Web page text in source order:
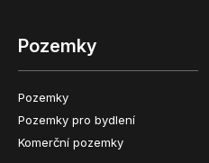
Pozemky
Pozemky
Pozemky pro bydlení
Komerční pozemky